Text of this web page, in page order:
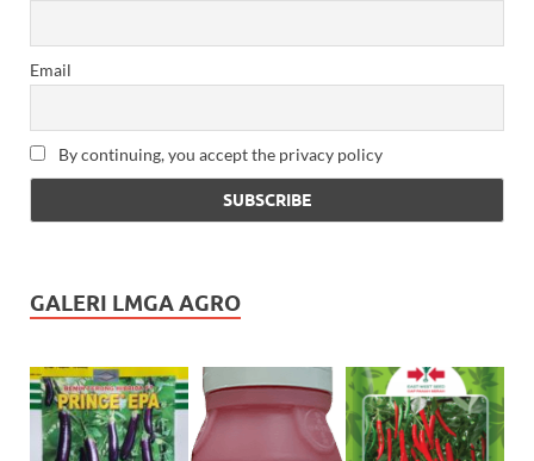
Email
By continuing, you accept the privacy policy
GALERI LMGA AGRO